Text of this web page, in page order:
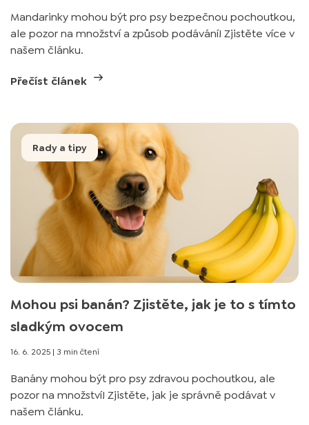
Mandarinky mohou být pro psy bezpečnou pochoutkou,
ale pozor na množství a způsob podávání! Zjistěte více v
našem článku.
Přečíst článek
Rady a tipy
Mohou psi banán? Zjistěte, jak je to s tímto
sladkým ovocem
16. 6. 2025 | 3 min čtení
Banány mohou být pro psy zdravou pochoutkou, ale
pozor na množství! Zjistěte, jak je správně podávat v
našem článku.